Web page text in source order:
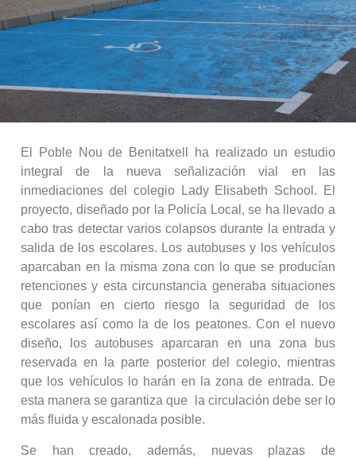
El Poble Nou de Benitatxell ha realizado un estudio
integral de la nueva señalización vial en las
inmediaciones del colegio Lady Elisabeth School. El
proyecto, diseñado por la Policía Local, se ha llevado a
cabo tras detectar varios colapsos durante la entrada y
salida de los escolares. Los autobuses y los vehículos
aparcaban en la misma zona con lo que se producían
retenciones y esta circunstancia generaba situaciones
que ponían en cierto riesgo la seguridad de los
escolares así como la de los peatones. Con el nuevo
diseño, los autobuses aparcaran en una zona bus
reservada en la parte posterior del colegio, mientras
que los vehículos lo harán en la zona de entrada. De
esta manera se garantiza que la circulación debe ser lo
más fluida y escalonada posible.
Se han creado, además, nuevas plazas de